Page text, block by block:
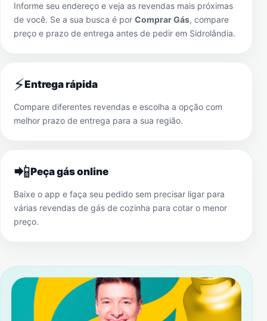
Informe seu endereço e veja as revendas mais próximas
de você. Se a sua busca é por Comprar Gás, compare
preço e prazo de entrega antes de pedir em Sidrolândia.
⚡Entrega rápida
Compare diferentes revendas e escolha a opção com
melhor prazo de entrega para a sua região.
📲Peça gás online
Baixe o app e faça seu pedido sem precisar ligar para
várias revendas de gás de cozinha para cotar o menor
preço.